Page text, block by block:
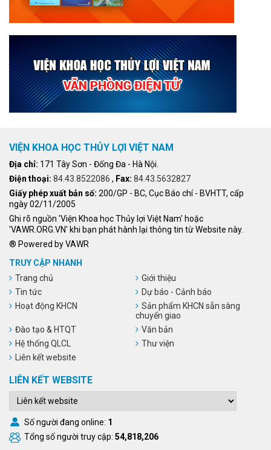
VIỆN KHOA HỌC THỦY LỢI VIỆT NAM
Địa chỉ: 171 Tây Sơn - Đống Đa - Hà Nội.
Điện thoại: 84.43.8522086 , Fax: 84.43.5632827
Giấy phép xuất bản số: 200/GP - BC, Cục Báo chí - BVHTT, cấp
ngày 02/11/2005
Ghi rõ nguồn 'Viện Khoa học Thủy lợi Việt Nam' hoặc
'VAWR.ORG.VN' khi bạn phát hành lại thông tin từ Website này.
® Powered by VAWR
TRUY CẬP NHANH
Trang chủ
Giới thiệu
Tin tức
Dự báo - Cảnh báo
Hoạt động KHCN
Sản phẩm KHCN sẵn sàng
chuyển giao
Đào tạo & HTQT
Văn bản
Hệ thống QLCL
Thư viện
Liên kết website
LIÊN KẾT WEBSITE
Số người đang online: 1
Tổng số người truy cập: 54,818,206